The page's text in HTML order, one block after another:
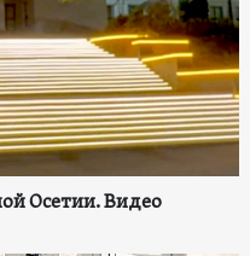
Осетии. Видео